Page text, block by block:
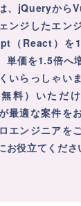
、jQueryから
ンジしたエン
（React）を
単価を1.5倍へ
いらっしゃい
料）いただ
最適な案件を
エンジニアを
お役立てくださ